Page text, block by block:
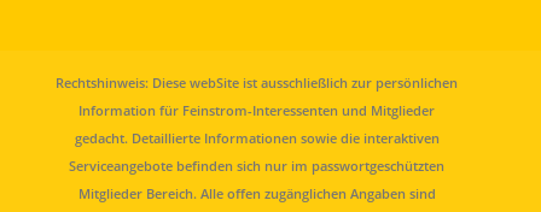
Rechtshinweis: Diese webSite ist ausschließlich zur persönlichen
Information für Feinstrom-Interessenten und Mitglieder
gedacht. Detaillierte Informationen sowie die interaktiven
Serviceangebote befinden sich nur im passwortgeschützten
Mitglieder Bereich. Alle offen zugänglichen Angaben sind